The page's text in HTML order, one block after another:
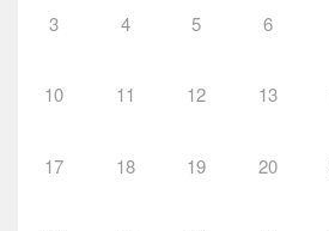
3 4 5 6
10 11 12 13
17 18 19 20